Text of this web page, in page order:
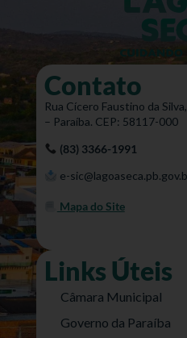
Contato
Rua Cícero Faustino da
– Paraíba. CEP: 58117-000
(83) 3366-1991
e-
Mapa do Site
Links Úteis
Câmara Municipal
Governo da Paraíba